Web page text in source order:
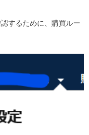
するために、購買ルー